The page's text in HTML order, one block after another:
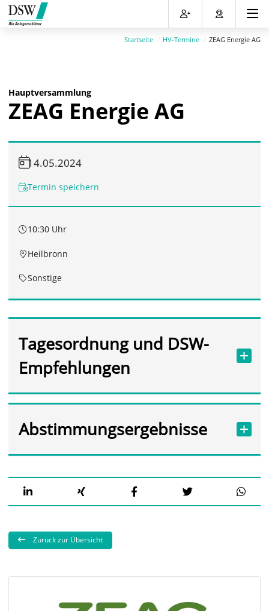
Direkt
zum
Inhalt
Direkt
zum
Hauptmenu
Direkt
zur
Suche
Direkt
zum
Footer
Startseite HV-Termine ZEAG Energie AG
Hauptversammlung
ZEAG Energie AG
14.05.2024
Termin speichern
10:30 Uhr
Heilbronn
Sonstige
Tagesordnung und DSW-
Empfehlungen
Abstimmungsergebnisse
Zurück zur Übersicht